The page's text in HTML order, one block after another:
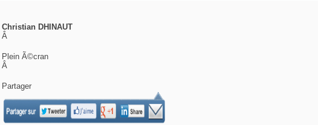
Christian DHINAUT
Â
Plein Ã©cran
Â
Partager